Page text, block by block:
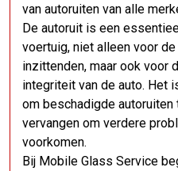
van autoruiten van alle
De autoruit is een
voertuig, niet alleen voor
inzittenden, maar ook voor
integriteit van de auto. Het
om beschadigde autoruiten
vervangen om verdere
voorkomen.
Bij Mobile Glass Service